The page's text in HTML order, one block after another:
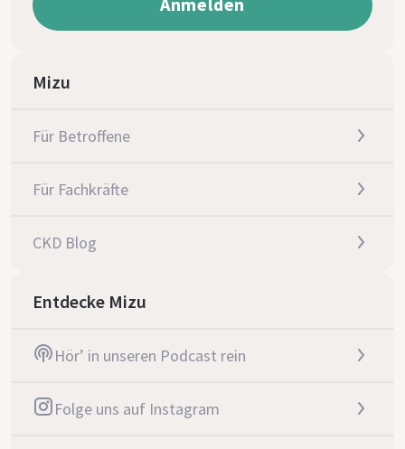
Mizu
Für Betroffene
Für Fachkräfte
CKD Blog
Entdecke Mizu
Hör’ in unseren Podcast rein
Folge uns auf Instagram